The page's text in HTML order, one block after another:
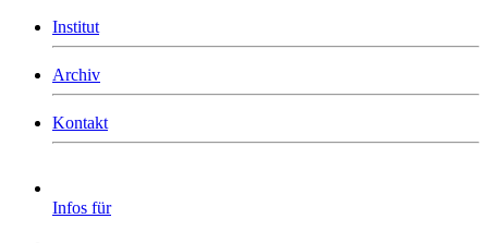
Institut
Archiv
Kontakt
Infos für